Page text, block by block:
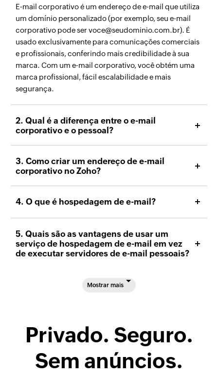
E-mail corporativo é um endereço de e-mail que utiliza
um domínio personalizado (por exemplo, seu e-mail
corporativo pode ser voce@seudominio.com.br). É
usado exclusivamente para comunicações comerciais
e profissionais, conferindo mais credibilidade à sua
marca. Com um e-mail corporativo, você obtém uma
marca profissional, fácil escalabilidade e mais
segurança.
2. Qual é a diferença entre o e-mail
corporativo e o pessoal?
3. Como criar um endereço de e-mail
corporativo no Zoho?
4. O que é hospedagem de e-mail?
5. Quais são as vantagens de usar um
serviço de hospedagem de e-mail em vez
de executar servidores de e-mail pessoais?
Mostrar mais
Privado. Seguro.
Sem anúncios.